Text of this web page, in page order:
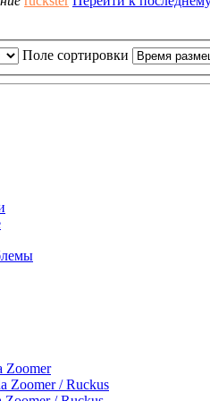
Поле сортировки
Zoomer
Zoomer / Ruckus